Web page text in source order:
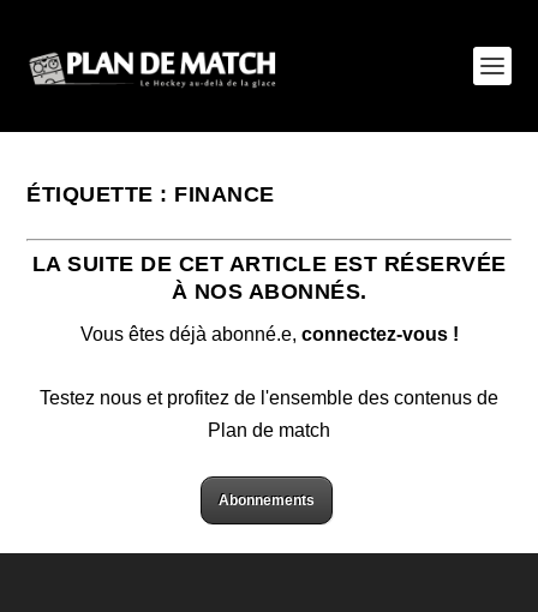
ÉTIQUETTE : FINANCE
LA SUITE DE CET ARTICLE EST RÉSERVÉE
À NOS ABONNÉS.
Vous êtes déjà abonné.e, connectez-vous !
Testez nous et profitez de l'ensemble des contenus de
Plan de match
Abonnements